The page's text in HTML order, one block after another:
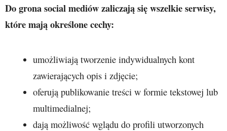
Do grona social mediów zaliczają się wszelkie serwisy,
które mają określone cechy:
umożliwiają tworzenie indywidualnych kont
zawierających opis i zdjęcie;
oferują publikowanie treści w formie tekstowej lub
multimedialnej;
dają możliwość wglądu do profili utworzonych